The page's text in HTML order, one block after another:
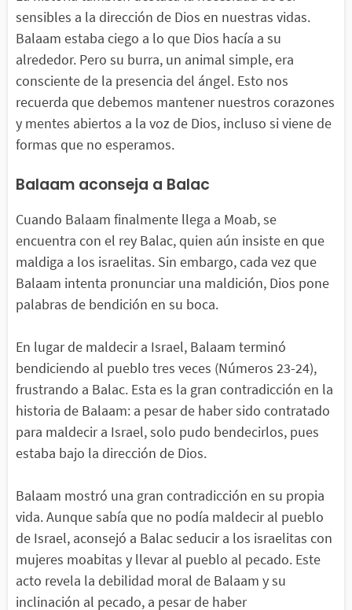
sensibles a la dirección de Dios en nuestras vidas.
Balaam estaba ciego a lo que Dios hacía a su
alrededor. Pero su burra, un animal simple, era
consciente de la presencia del ángel. Esto nos
recuerda que debemos mantener nuestros corazones
y mentes abiertos a la voz de Dios, incluso si viene de
formas que no esperamos.
Balaam aconseja a Balac
Cuando Balaam finalmente llega a Moab, se
encuentra con el rey Balac, quien aún insiste en que
maldiga a los israelitas. Sin embargo, cada vez que
Balaam intenta pronunciar una maldición, Dios pone
palabras de bendición en su boca.
En lugar de maldecir a Israel, Balaam terminó
bendiciendo al pueblo tres veces (Números 23-24),
frustrando a Balac. Esta es la gran contradicción en la
historia de Balaam: a pesar de haber sido contratado
para maldecir a Israel, solo pudo bendecirlos, pues
estaba bajo la dirección de Dios.
Balaam mostró una gran contradicción en su propia
vida. Aunque sabía que no podía maldecir al pueblo
de Israel, aconsejó a Balac seducir a los israelitas con
mujeres moabitas y llevar al pueblo al pecado. Este
acto revela la debilidad moral de Balaam y su
inclinación al pecado, a pesar de haber